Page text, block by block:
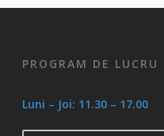
PROGRAM DE LUCRU
Luni – Joi: 11.30 – 17.00